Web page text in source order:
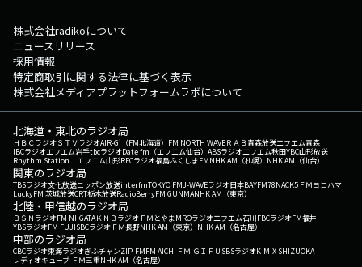
株式会社radikoについて
ニュースリリース
採用情報
特定商取引に関する法律に基づく表示
株式会社メディアプラットフォームラボについて
北海道・東北のラジオ局
ＨＢＣラジオＳＴＶラジオAIR-G'（FM北海道） FM NORTH WAVEＲＡＢ青森放送エフエム青森
IBCラジオエフエム岩手tbcラジオDate fm（エフエム仙台） ABSラジオエフエム秋田YBC山形放送
Rhythm Station エフエム山形RFCラジオ福島ふくしまFMNHK AM（札幌） NHK AM（仙台）
関東のラジオ局
TBSラジオ文化放送ニッポン放送interfmTOKYO FMJ-WAVEラジオ日本BAYFM78NACK5 ＦＭヨコハマ
LuckyFM 茨城放送CRT栃木放送RadioBerryFM GUNMANHK AM（東京）
北陸・甲信越のラジオ局
ＢＳＮラジオFM NIIGATAＫＮＢラジオ ＦＭとやまMROラジオエフエム石川FBCラジオFM福井
YBSラジオFM FUJISBCラジオ ＦＭ長野NHK AM（東京） NHK AM（名古屋）
中部のラジオ局
CBCラジオ東海ラジオぎふチャンZIP-FMFM AICHI ＦＭ ＧＩＦＵ SBSラジオK-MIX SHIZUOKA
レディオキューブ ＦＭ三重NHK AM（名古屋）